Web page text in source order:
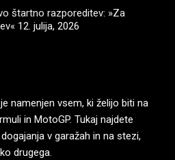
štartno razporeditev: »Za
12. julija, 2026
namenjen vsem, ki želijo biti na
in MotoGP. Tukaj najdete
v garažah in na stezi,
drugega.